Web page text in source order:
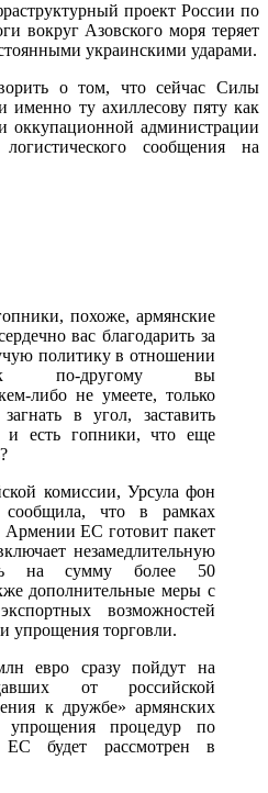
проект России по
вокруг Азовского моря теряет
украинскими ударами.
о том, что сейчас Силы
ту ахиллесову пяту как
оккупационной администрации
сообщения на
похоже, армянские
вас благодарить за
политику в отношении
по-другому вы
либо не умеете, только
в угол, заставить
есть гопники, что еще
комиссии, Урсула фон
что в рамках
ЕС готовит пакет
незамедлительную
на сумму более 50
дополнительные меры с
возможностей
упрощения торговли.
евро сразу пойдут на
от российской
к дружбе» армянских
процедур по
будет рассмотрен в